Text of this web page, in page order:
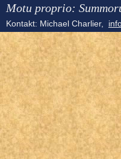
Motu proprio:
Kontakt: Michael Charlier,